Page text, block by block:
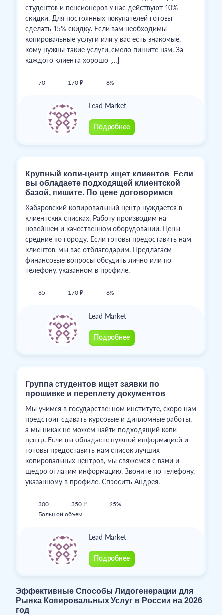
студентов и пенсионеров у нас действуют 10%
скидки. Для постоянных покупателей готовы
сделать 15% скидку. Если вам необходимы
копировальные услуги или у вас есть знакомые,
кому нужны такие услуги, смело пишите нам. За
каждого клиента хорошо […]
70 170 ₽ 8%
Lead Market
Подробнее
Крупный копи-центр ищет клиентов. Если
вы обладаете подходящей клиентской
базой, пишите. По цене договоримся
Хабаровский копировальный центр нуждается в
клиентских списках. Работу производим на
новейшем и качественном оборудовании. Цены –
средние по городу. Если готовы предоставить нам
клиентов, мы вас отблагодарим. Предлагаем
финансовые вопросы обсудить лично или по
телефону, указанном в профиле.
65 170 ₽ 6%
Lead Market
Подробнее
Группа студентов ищет заявки по
прошивке и переплету документов
Мы учимся в государственном институте, скоро нам
предстоит сдавать курсовые и дипломные работы,
а мы никак не можем найти подходящий копи-
центр. Если вы обладаете нужной информацией и
готовы предоставить нам список лучших
копировальных центров, мы свяжемся с вами и
щедро оплатим информацию. Звоните по телефону,
указанному в профиле. Спросить Андрея.
300 350 ₽
25%
Большой объем
Lead Market
Подробнее
Эффективные Способы Лидогенерации для
Рынка Копировальных Услуг в России на 2026
год